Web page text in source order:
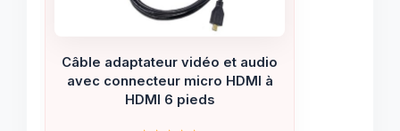
Câble adaptateur vidéo et audio
avec connecteur micro HDMI à
HDMI 6 pieds